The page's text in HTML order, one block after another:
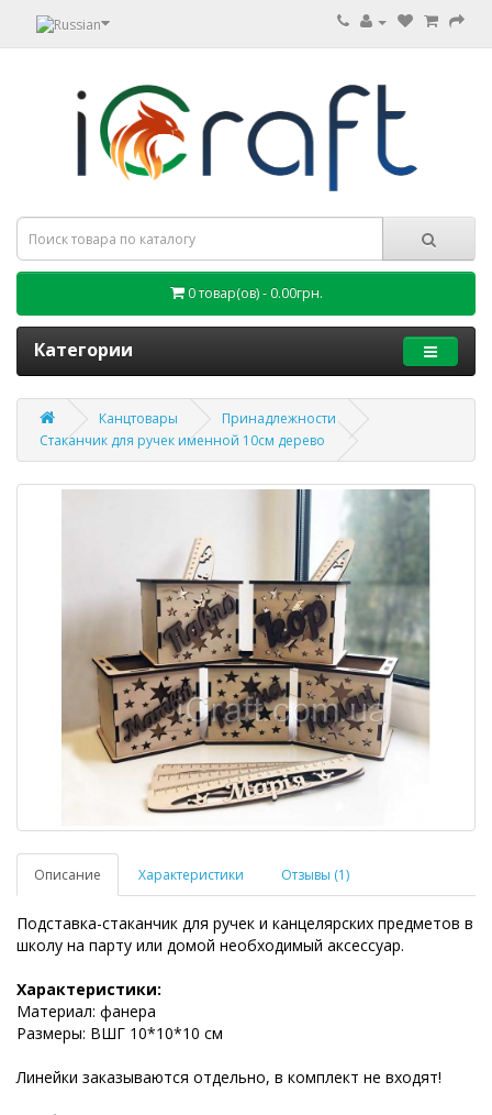
0 товар(ов) - 0.00грн.
Категории
Канцтовары
Принадлежности
Стаканчик для ручек именной 10см дерево
Описание Характеристики Отзывы (1)
Подставка-стаканчик для ручек и канцелярских предметов в
школу на парту или домой необходимый аксессуар.
Характеристики:
Материал: фанера
Размеры: ВШГ 10*10*10 см
Линейки заказываются отдельно, в комплект не входят!